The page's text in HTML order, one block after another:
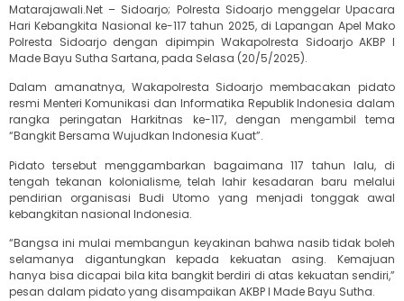
Matarajawali.Net – Sidoarjo; Polresta Sidoarjo menggelar Upacara
Hari Kebangkita Nasional ke-117 tahun 2025, di Lapangan Apel Mako
Polresta Sidoarjo dengan dipimpin Wakapolresta Sidoarjo AKBP I
Made Bayu Sutha Sartana, pada Selasa (20/5/2025).
Dalam amanatnya, Wakapolresta Sidoarjo membacakan pidato
resmi Menteri Komunikasi dan Informatika Republik Indonesia dalam
rangka peringatan Harkitnas ke-117, dengan mengambil tema
“Bangkit Bersama Wujudkan Indonesia Kuat”.
Pidato tersebut menggambarkan bagaimana 117 tahun lalu, di
tengah tekanan kolonialisme, telah lahir kesadaran baru melalui
pendirian organisasi Budi Utomo yang menjadi tonggak awal
kebangkitan nasional Indonesia.
“Bangsa ini mulai membangun keyakinan bahwa nasib tidak boleh
selamanya digantungkan kepada kekuatan asing. Kemajuan
hanya bisa dicapai bila kita bangkit berdiri di atas kekuatan sendiri,”
pesan dalam pidato yang disampaikan AKBP I Made Bayu Sutha.